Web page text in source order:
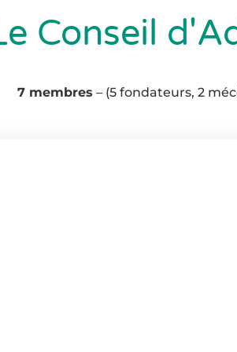
Conseil
7 membres – (5 fondateurs, 2